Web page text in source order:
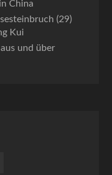
China
(29)
Kui
und über